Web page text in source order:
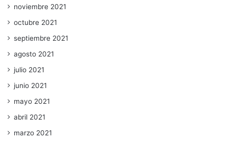
noviembre 2021
octubre 2021
septiembre 2021
agosto 2021
julio 2021
junio 2021
mayo 2021
abril 2021
marzo 2021